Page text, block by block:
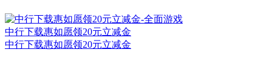
中行下载惠如愿领20元立减金
中行下载惠如愿领20元立减金